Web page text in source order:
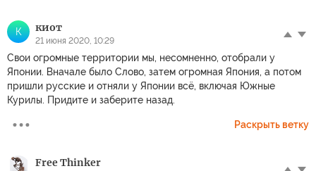
К киот
21 июня 2020, 10:29
Свои огромные территории мы, несомненно, отобрали у
Японии. Вначале было Слово, затем огромная Япония, а потом
пришли русские и отняли у Японии всё, включая Южные
Курилы. Придите и заберите назад.
Раскрыть ветку
Free Thinker